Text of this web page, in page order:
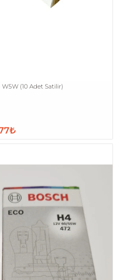
(10 Adet Satilir)